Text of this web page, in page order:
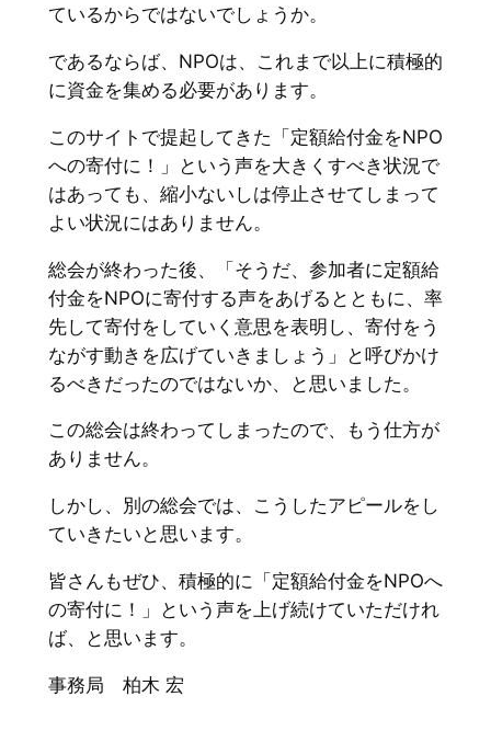
ているからではないでしょうか。
であるならば、NPOは、これまで以上に積極的
に資金を集める必要があります。
このサイトで提起してきた「定額給付金をNPO
への寄付に！」という声を大きくすべき状況で
はあっても、縮小ないしは停止させてしまって
よい状況にはありません。
総会が終わった後、「そうだ、参加者に定額給
付金をNPOに寄付する声をあげるとともに、率
先して寄付をしていく意思を表明し、寄付をう
ながす動きを広げていきましょう」と呼びかけ
るべきだったのではないか、と思いました。
この総会は終わってしまったので、もう仕方が
ありません。
しかし、別の総会では、こうしたアピールをし
ていきたいと思います。
皆さんもぜひ、積極的に「定額給付金をNPOへ
の寄付に！」という声を上げ続けていただけれ
ば、と思います。
事務局 柏木 宏